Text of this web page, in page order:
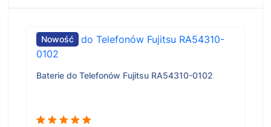
Nowość
Baterie do Telefonów Fujitsu RA54310-0102